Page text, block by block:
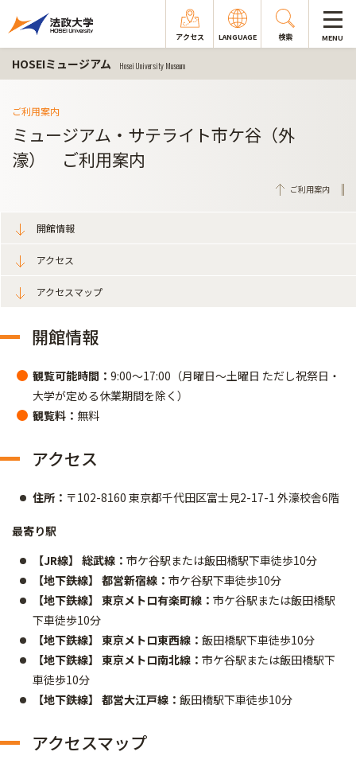
アクセス LANGUAGE 検索 MENU
HOSEIミュージアム Hosei University Museum
ご利用案内
ミュージアム・サテライト市ケ谷（外
濠） ご利用案内
ご利用案内
開館情報
アクセス
アクセスマップ
開館情報
観覧可能時間： 9:00～17:00（月曜日～土曜日 ただし祝祭日・
大学が定める休業期間を除く）
観覧料： 無料
アクセス
住所： 〒102-8160 東京都千代田区富士見2-17-1 外濠校舎6階
最寄り駅
【JR線】 総武線： 市ケ谷駅または飯田橋駅下車徒歩10分
【地下鉄線】 都営新宿線： 市ケ谷駅下車徒歩10分
【地下鉄線】 東京メトロ有楽町線： 市ケ谷駅または飯田橋駅
下車徒歩10分
【地下鉄線】 東京メトロ東西線： 飯田橋駅下車徒歩10分
【地下鉄線】 東京メトロ南北線： 市ケ谷駅または飯田橋駅下
車徒歩10分
【地下鉄線】 都営大江戸線： 飯田橋駅下車徒歩10分
アクセスマップ